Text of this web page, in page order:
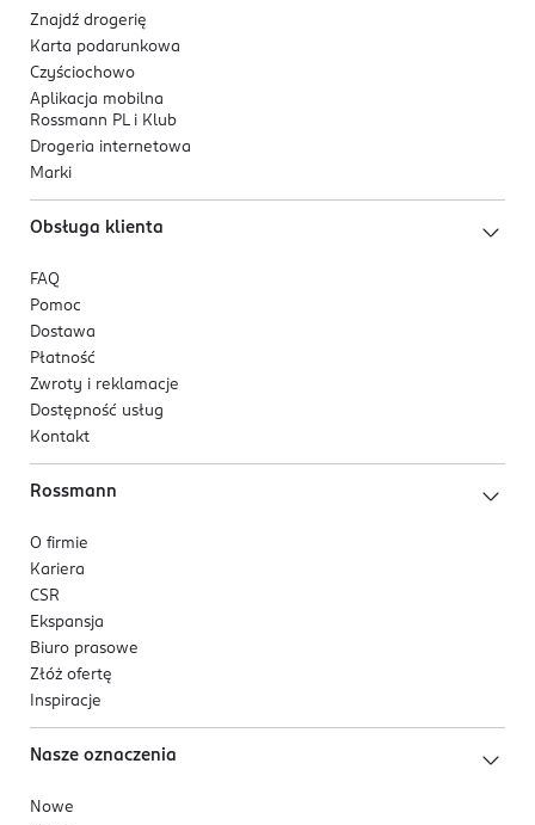
PL-Polska
Kod EAN
5 908228 955230
Znajdź drogerię
Karta podarunkowa
Czyściochowo
Aplikacja mobilna
Rossmann PL i Klub
Drogeria internetowa
Marki
Obsługa klienta
FAQ
Pomoc
Dostawa
Płatność
Zwroty i reklamacje
Dostępność usług
Kontakt
Rossmann
O firmie
Kariera
CSR
Ekspansja
Biuro prasowe
Złóż ofertę
Inspiracje
Nasze oznaczenia
Nowe